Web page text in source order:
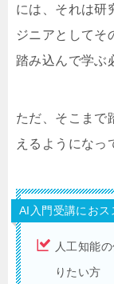
には、それは研
ジニアとしてそ
踏み込んで学ぶ
ただ、そこまで
えるようになっ
AI入門受講におス
人工知能
りたい方